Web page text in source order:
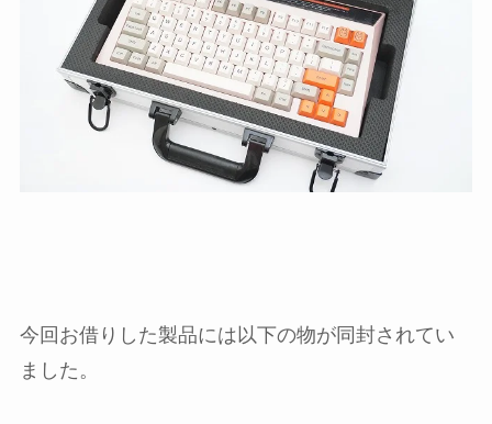
今回お借りした製品には以下の物が同封されてい
ました。